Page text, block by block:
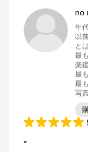
no
年
以
と
最
楽
最
最
写
-